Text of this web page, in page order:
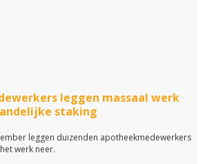
leggen massaal werk
staking
leggen duizenden apotheekmedewerkers
werk neer.